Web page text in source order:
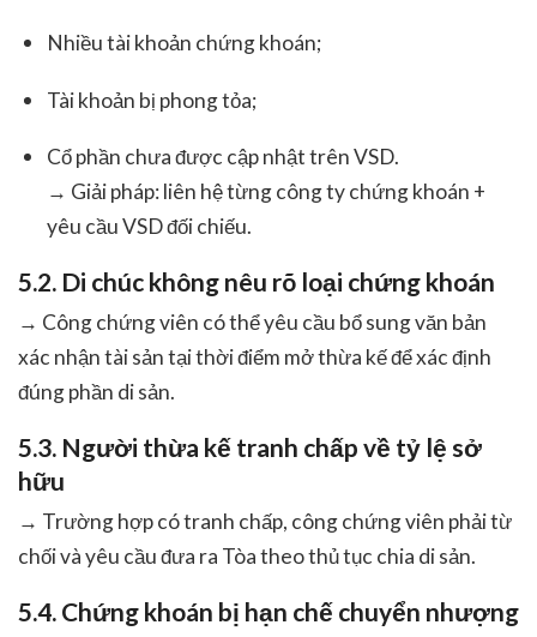
Nhiều tài khoản chứng khoán;
Tài khoản bị phong tỏa;
Cổ phần chưa được cập nhật trên VSD.
→ Giải pháp: liên hệ từng công ty chứng khoán +
yêu cầu VSD đối chiếu.
5.2. Di chúc không nêu rõ loại chứng khoán
→ Công chứng viên có thể yêu cầu bổ sung văn bản
xác nhận tài sản tại thời điểm mở thừa kế để xác định
đúng phần di sản.
5.3. Người thừa kế tranh chấp về tỷ lệ sở
hữu
→ Trường hợp có tranh chấp, công chứng viên phải từ
chối và yêu cầu đưa ra Tòa theo thủ tục chia di sản.
5.4. Chứng khoán bị hạn chế chuyển nhượng